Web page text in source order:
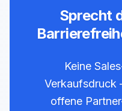
Sprecht
Keine
Verkaufsdruck
offene